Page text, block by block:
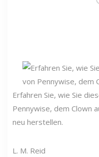
Erfahren Sie, wie Sie
Pennywise, dem Clown
neu herstellen.
L. M. Reid